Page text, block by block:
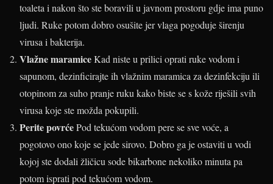
toaleta i nakon što ste boravili u javnom prostoru gdje ima puno
ljudi. Ruke potom dobro osušite jer vlaga pogoduje širenju
virusa i bakterija.
Vlažne maramiceKad niste u prilici oprati ruke vodom i
sapunom, dezinficirajte ih vlažnim maramica za dezinfekciju ili
otopinom za suho pranje ruku kako biste se s kože riješili svih
virusa koje ste možda pokupili.
Perite povrćePod tekućom vodom pere se sve voće, a
pogotovo ono koje se jede sirovo. Dobro ga je ostaviti u vodi
kojoj ste dodali žličicu sode bikarbone nekoliko minuta pa
potom isprati pod tekućom vodom.